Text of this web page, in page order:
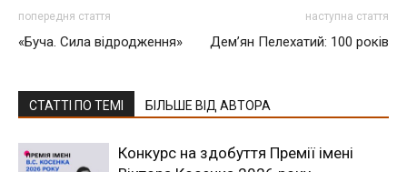
попередня стаття
«Буча. Сила відродження»
наступна стаття
Дем’ян Пелехатий: 100 років
СТАТТІ ПО ТЕМІ БІЛЬШЕ ВІД АВТОРА
Конкурс на здобуття Премії імені